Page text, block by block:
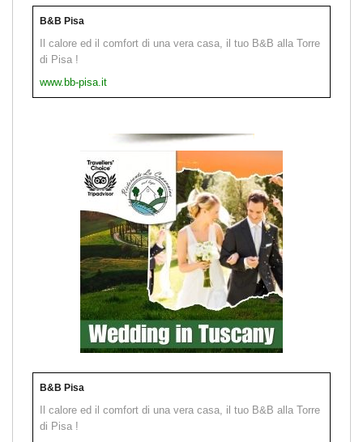
B&B Pisa
Il calore ed il comfort di una vera casa, il tuo B&B alla Torre
di Pisa !
www.bb-pisa.it
B&B Pisa
Il calore ed il comfort di una vera casa, il tuo B&B alla Torre
di Pisa !